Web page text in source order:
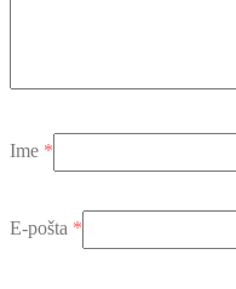
Ime *
E-pošta *